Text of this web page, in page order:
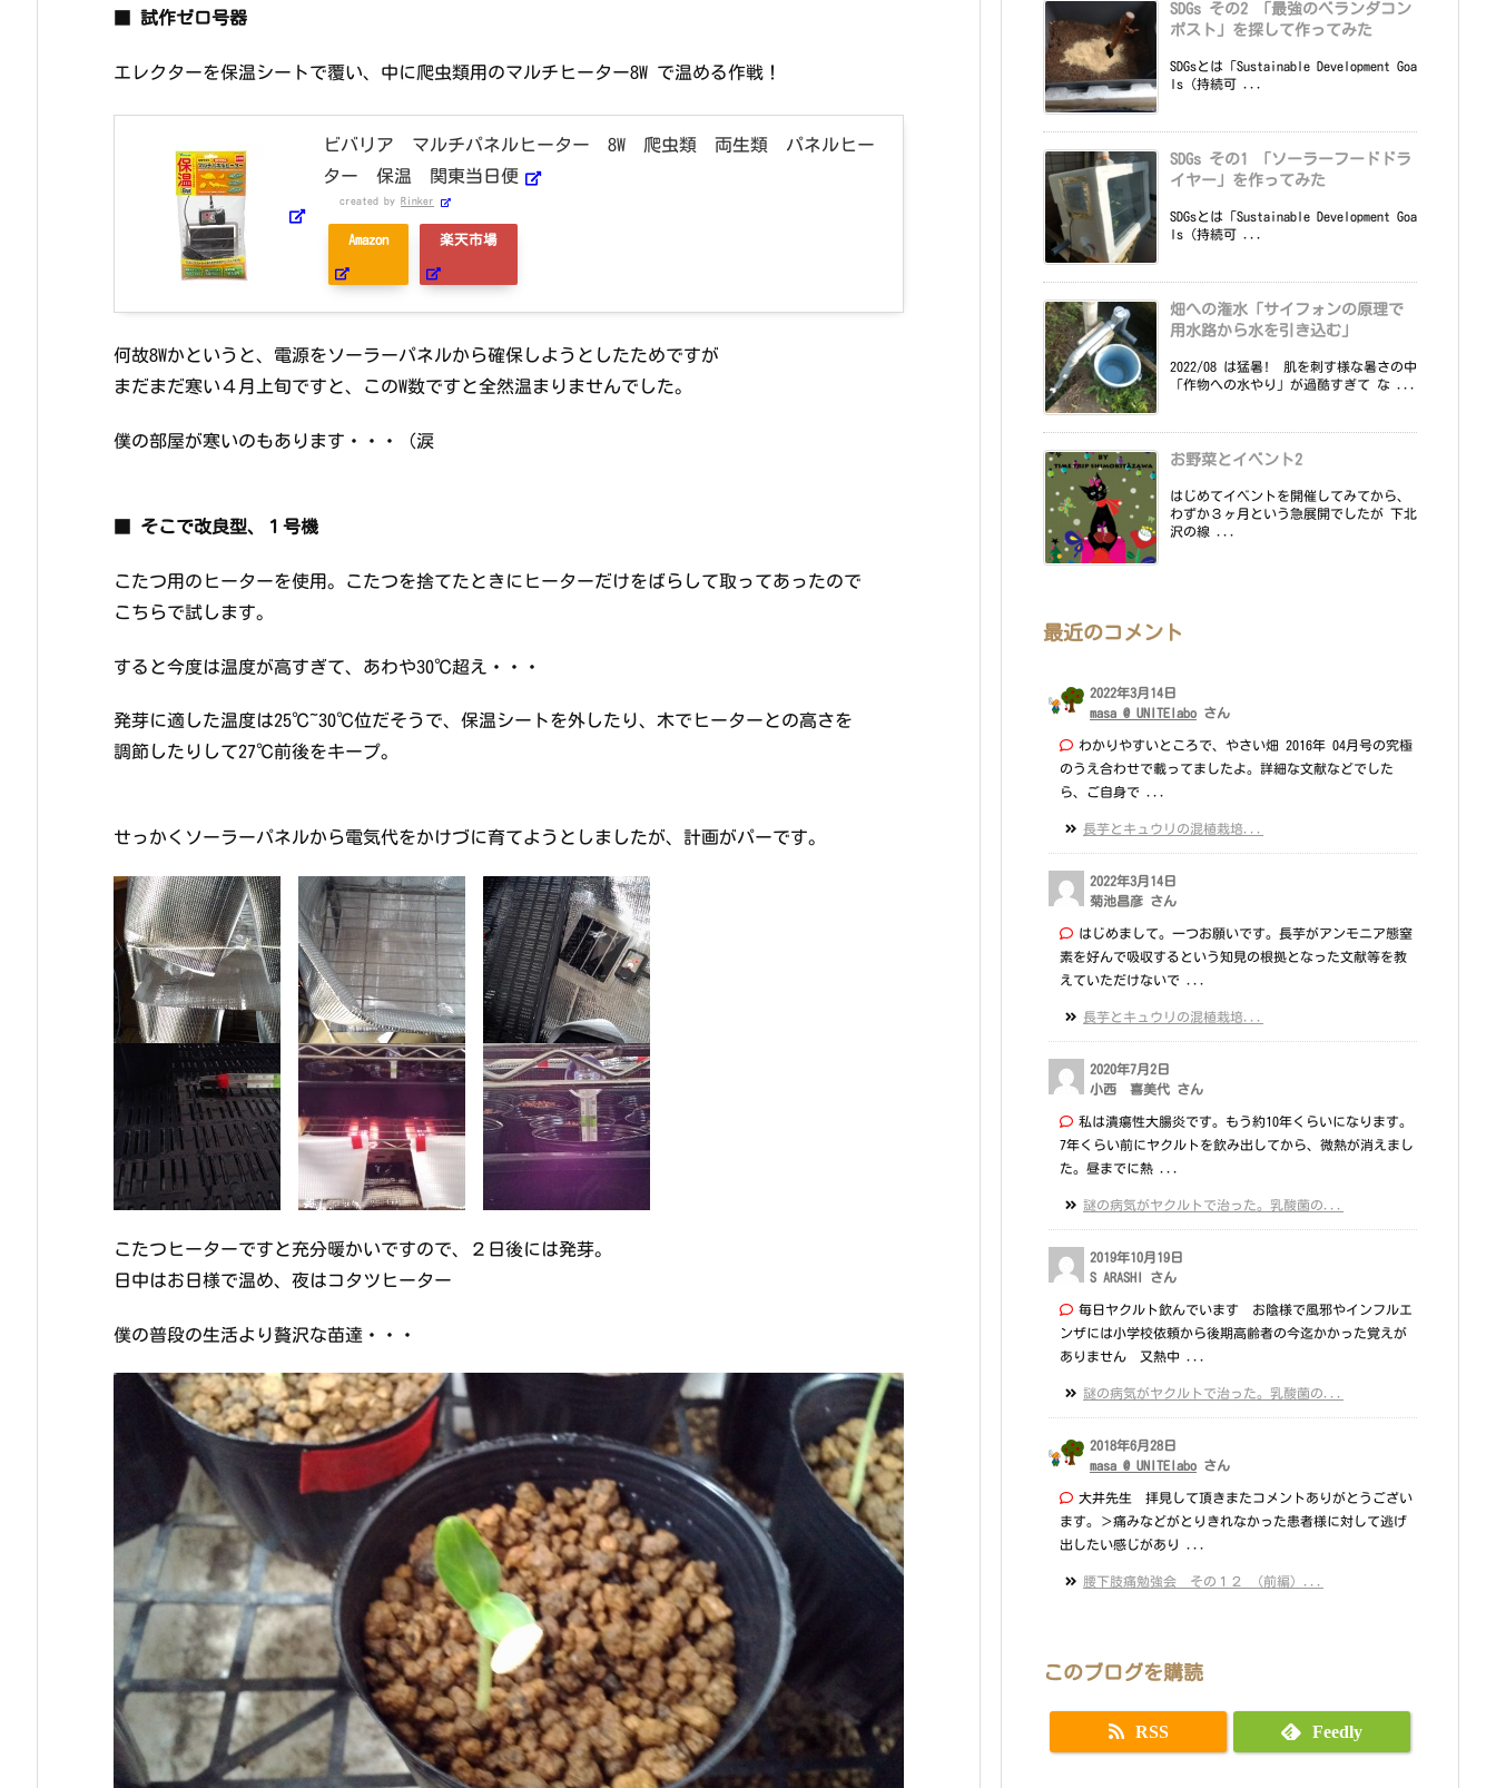
試作ゼロ号器
エレクターを保温シートで覆い、中に爬虫類用のマルチヒーター8W で温める作戦！
ビバリア マルチパネルヒーター 8W 爬虫類 両生類 パネルヒー
ター 保温 関東当日便
created by Rinker
Amazon 楽天市場
何故8Wかというと、電源をソーラーパネルから確保しようとしたためですが
まだまだ寒い４月上旬ですと、このW数ですと全然温まりませんでした。
僕の部屋が寒いのもあります・・・（涙
そこで改良型、１号機
こたつ用のヒーターを使用。こたつを捨てたときにヒーターだけをばらして取ってあったので
こちらで試します。
すると今度は温度が高すぎて、あわや30℃超え・・・
発芽に適した温度は25℃~30℃位だそうで、保温シートを外したり、木でヒーターとの高さを
調節したりして27℃前後をキープ。
せっかくソーラーパネルから電気代をかけづに育てようとしましたが、計画がパーです。
こたつヒーターですと充分暖かいですので、２日後には発芽。
日中はお日様で温め、夜はコタツヒーター
僕の普段の生活より贅沢な苗達・・・
SDGs その2 「最強のベランダコン
ポスト」を探して作ってみた
SDGsとは「Sustainable Development Goa
ls（持続可 ...
SDGs その1 「ソーラーフードドラ
イヤー」を作ってみた
SDGsとは「Sustainable Development Goa
ls（持続可 ...
畑への潅水「サイフォンの原理で
用水路から水を引き込む」
2022/08 は猛暑! 肌を刺す様な暑さの中
「作物への水やり」が過酷すぎて な ...
お野菜とイベント2
はじめてイベントを開催してみてから、
わずか３ヶ月という急展開でしたが 下北
沢の線 ...
最近のコメント
2022年3月14日
masa @ UNITElabo さん
わかりやすいところで、やさい畑 2016年 04月号の究極
のうえ合わせで載ってましたよ。詳細な文献などでした
ら、ご自身で ...
長芋とキュウリの混植栽培...
2022年3月14日
菊池昌彦 さん
はじめまして。一つお願いです。長芋がアンモニア態窒
素を好んで吸収するという知見の根拠となった文献等を教
えていただけないで ...
長芋とキュウリの混植栽培...
2020年7月2日
小西 喜美代 さん
私は潰瘍性大腸炎です。もう約10年くらいになります。
7年くらい前にヤクルトを飲み出してから、微熱が消えまし
た。昼までに熱 ...
謎の病気がヤクルトで治った。乳酸菌の...
2019年10月19日
S ARASHI さん
毎日ヤクルト飲んでいます お陰様で風邪やインフルエ
ンザには小学校依頼から後期高齢者の今迄かかった覚えが
ありません 又熱中 ...
謎の病気がヤクルトで治った。乳酸菌の...
2018年6月28日
masa @ UNITElabo さん
大井先生 拝見して頂きまたコメントありがとうござい
ます。＞痛みなどがとりきれなかった患者様に対して逃げ
出したい感じがあり ...
腰下肢痛勉強会 その１２ （前編）...
このブログを購読
RSS Feedly